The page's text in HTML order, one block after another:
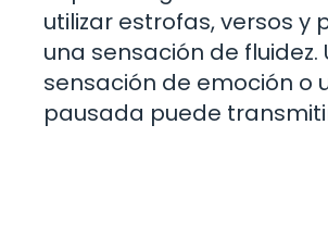
utilizar estrofas, versos
una sensación de
sensación de emoción o
pausada puede